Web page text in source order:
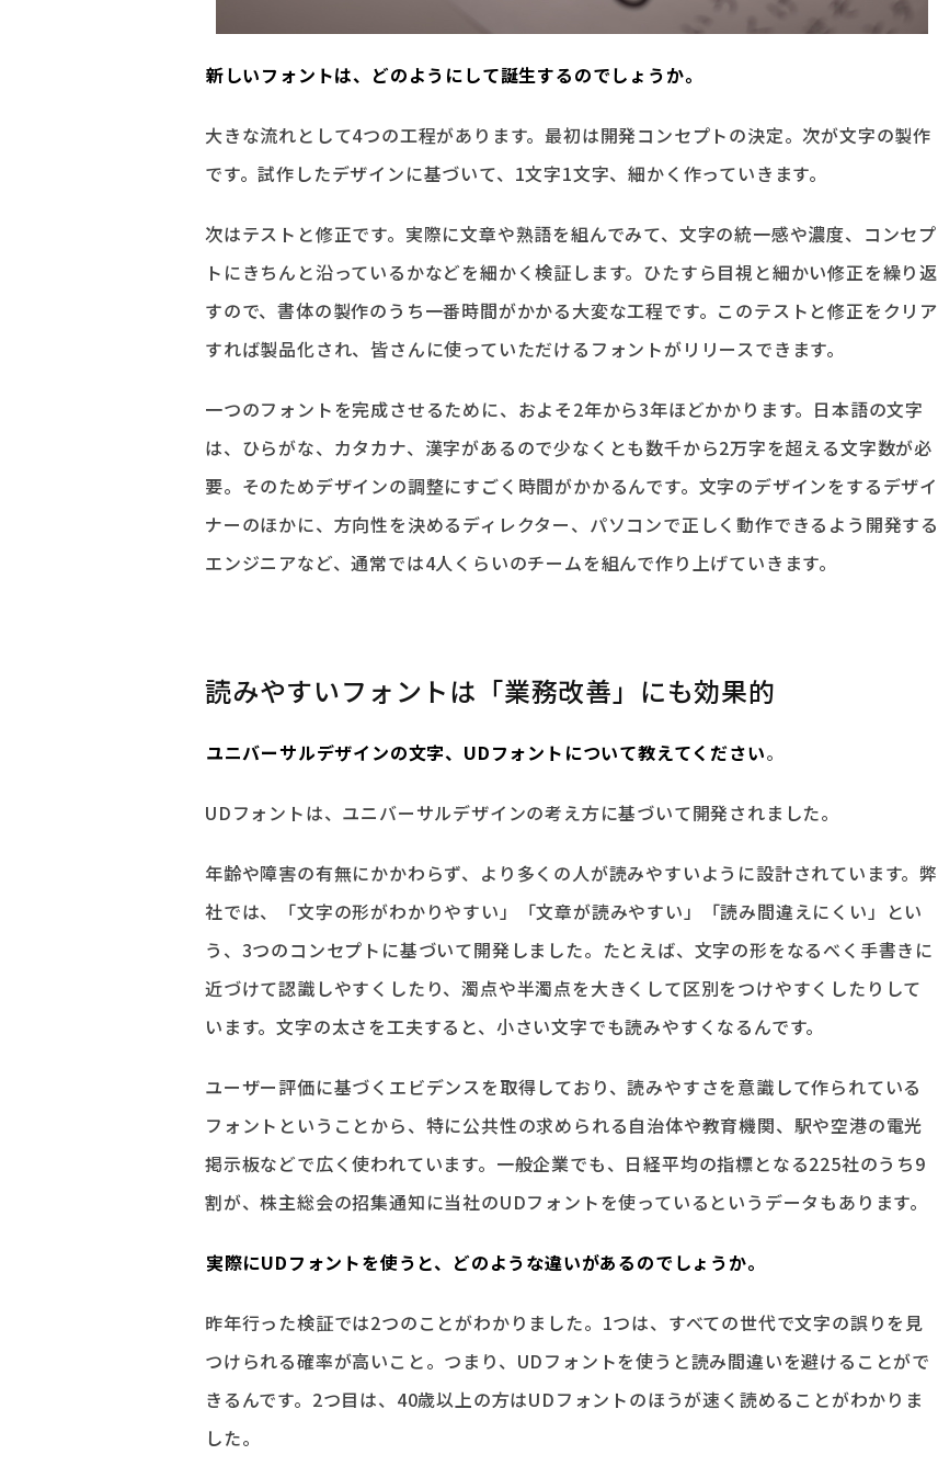
――新しいフォントは、どのようにして誕生するのでしょうか。
大きな流れとして4つの工程があります。最初は開発コンセプトの決定。次が文字の製作
です。試作したデザインに基づいて、1文字1文字、細かく作っていきます。
次はテストと修正です。実際に文章や熟語を組んでみて、文字の統一感や濃度、コンセプ
トにきちんと沿っているかなどを細かく検証します。ひたすら目視と細かい修正を繰り返
すので、書体の製作のうち一番時間がかかる大変な工程です。このテストと修正をクリア
すれば製品化され、皆さんに使っていただけるフォントがリリースできます。
一つのフォントを完成させるために、およそ2年から3年ほどかかります。日本語の文字
は、ひらがな、カタカナ、漢字があるので少なくとも数千から2万字を超える文字数が必
要。そのためデザインの調整にすごく時間がかかるんです。文字のデザインをするデザイ
ナーのほかに、方向性を決めるディレクター、パソコンで正しく動作できるよう開発する
エンジニアなど、通常では4人くらいのチームを組んで作り上げていきます。
読みやすいフォントは「業務改善」にも効果的
――ユニバーサルデザインの文字、UDフォントについて教えてください。
UDフォントは、ユニバーサルデザインの考え方に基づいて開発されました。
年齢や障害の有無にかかわらず、より多くの人が読みやすいように設計されています。弊
社では、「文字の形がわかりやすい」「文章が読みやすい」「読み間違えにくい」とい
う、3つのコンセプトに基づいて開発しました。たとえば、文字の形をなるべく手書きに
近づけて認識しやすくしたり、濁点や半濁点を大きくして区別をつけやすくしたりして
います。文字の太さを工夫すると、小さい文字でも読みやすくなるんです。
ユーザー評価に基づくエビデンスを取得しており、読みやすさを意識して作られている
フォントということから、特に公共性の求められる自治体や教育機関、駅や空港の電光
掲示板などで広く使われています。一般企業でも、日経平均の指標となる225社のうち9
割が、株主総会の招集通知に当社のUDフォントを使っているというデータもあります。
――実際にUDフォントを使うと、どのような違いがあるのでしょうか。
昨年行った検証では2つのことがわかりました。1つは、すべての世代で文字の誤りを見
つけられる確率が高いこと。つまり、UDフォントを使うと読み間違いを避けることがで
きるんです。2つ目は、40歳以上の方はUDフォントのほうが速く読めることがわかりま
した。